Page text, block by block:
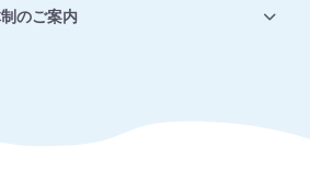
のご案内